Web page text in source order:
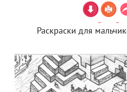
Раскраски для